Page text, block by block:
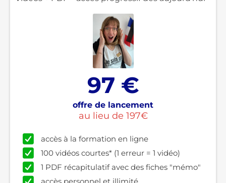
97 €
offre de lancement
au lieu de 197€
accès à la formation en ligne
100 vidéos courtes* (1 erreur = 1 vidéo)
1 PDF récapitulatif avec des fiches "mémo"